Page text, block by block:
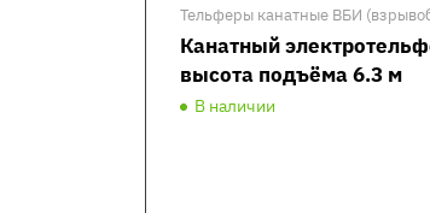
Тельферы канатные ВБИ
Канатный
высота подъёма 6.3 м
В наличии